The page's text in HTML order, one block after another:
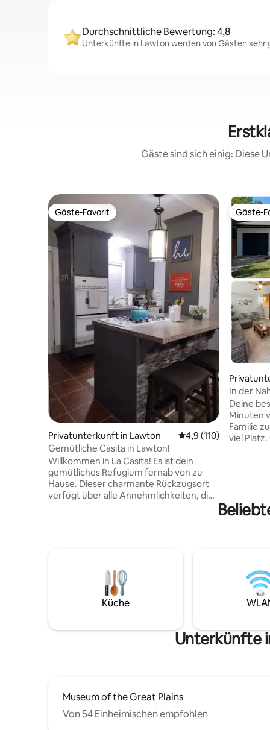
Durchschnittliche Bewertung: 4,8
Unterkünfte in Lawton werden von Gästen
Gäste sind sich einig: Diese
Gäste-Favorit
Gäste-Favorit
Privatunterkunft in Lawton Durchschnittliche
4,9 (110)
Gemütliche Casita in Lawton!
Willkommen in La Casita! Es ist dein
gemütliches Refugium fernab von zu
Hause. Dieser charmante Rückzugsort
verfügt über alle Annehmlichkeiten, die
von Fort Sill, das Besucherzentrum und
die Abschlussorte sind alle nur eine kurze
Strecke von hier entfernt. Du befindest
dich in der Nähe der besten
Restaurants in der Gegend sowie großer
Gäste-
Gäste-
In der
neues
Deine
Minuten
Familie
viel
Haus
durch
erreichen.
Küche
Unterkünfte
Museum of the Great Plains
Von 54 Einheimischen empfohlen